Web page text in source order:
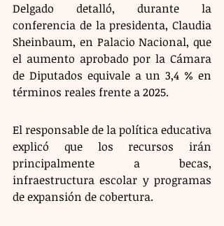
Delgado detalló, durante la
conferencia de la presidenta, Claudia
Sheinbaum, en Palacio Nacional, que
el aumento aprobado por la Cámara
de Diputados equivale a un 3,4 % en
términos reales frente a 2025.
El responsable de la política educativa
explicó que los recursos irán
principalmente a becas,
infraestructura escolar y programas
de expansión de cobertura.